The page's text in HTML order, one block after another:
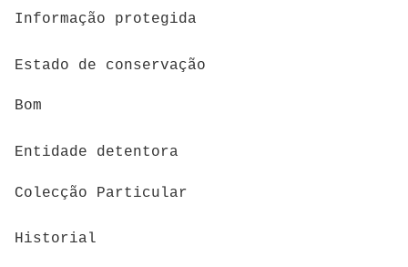
Informação protegida
Estado de conservação
Bom
Entidade detentora
Colecção Particular
Historial